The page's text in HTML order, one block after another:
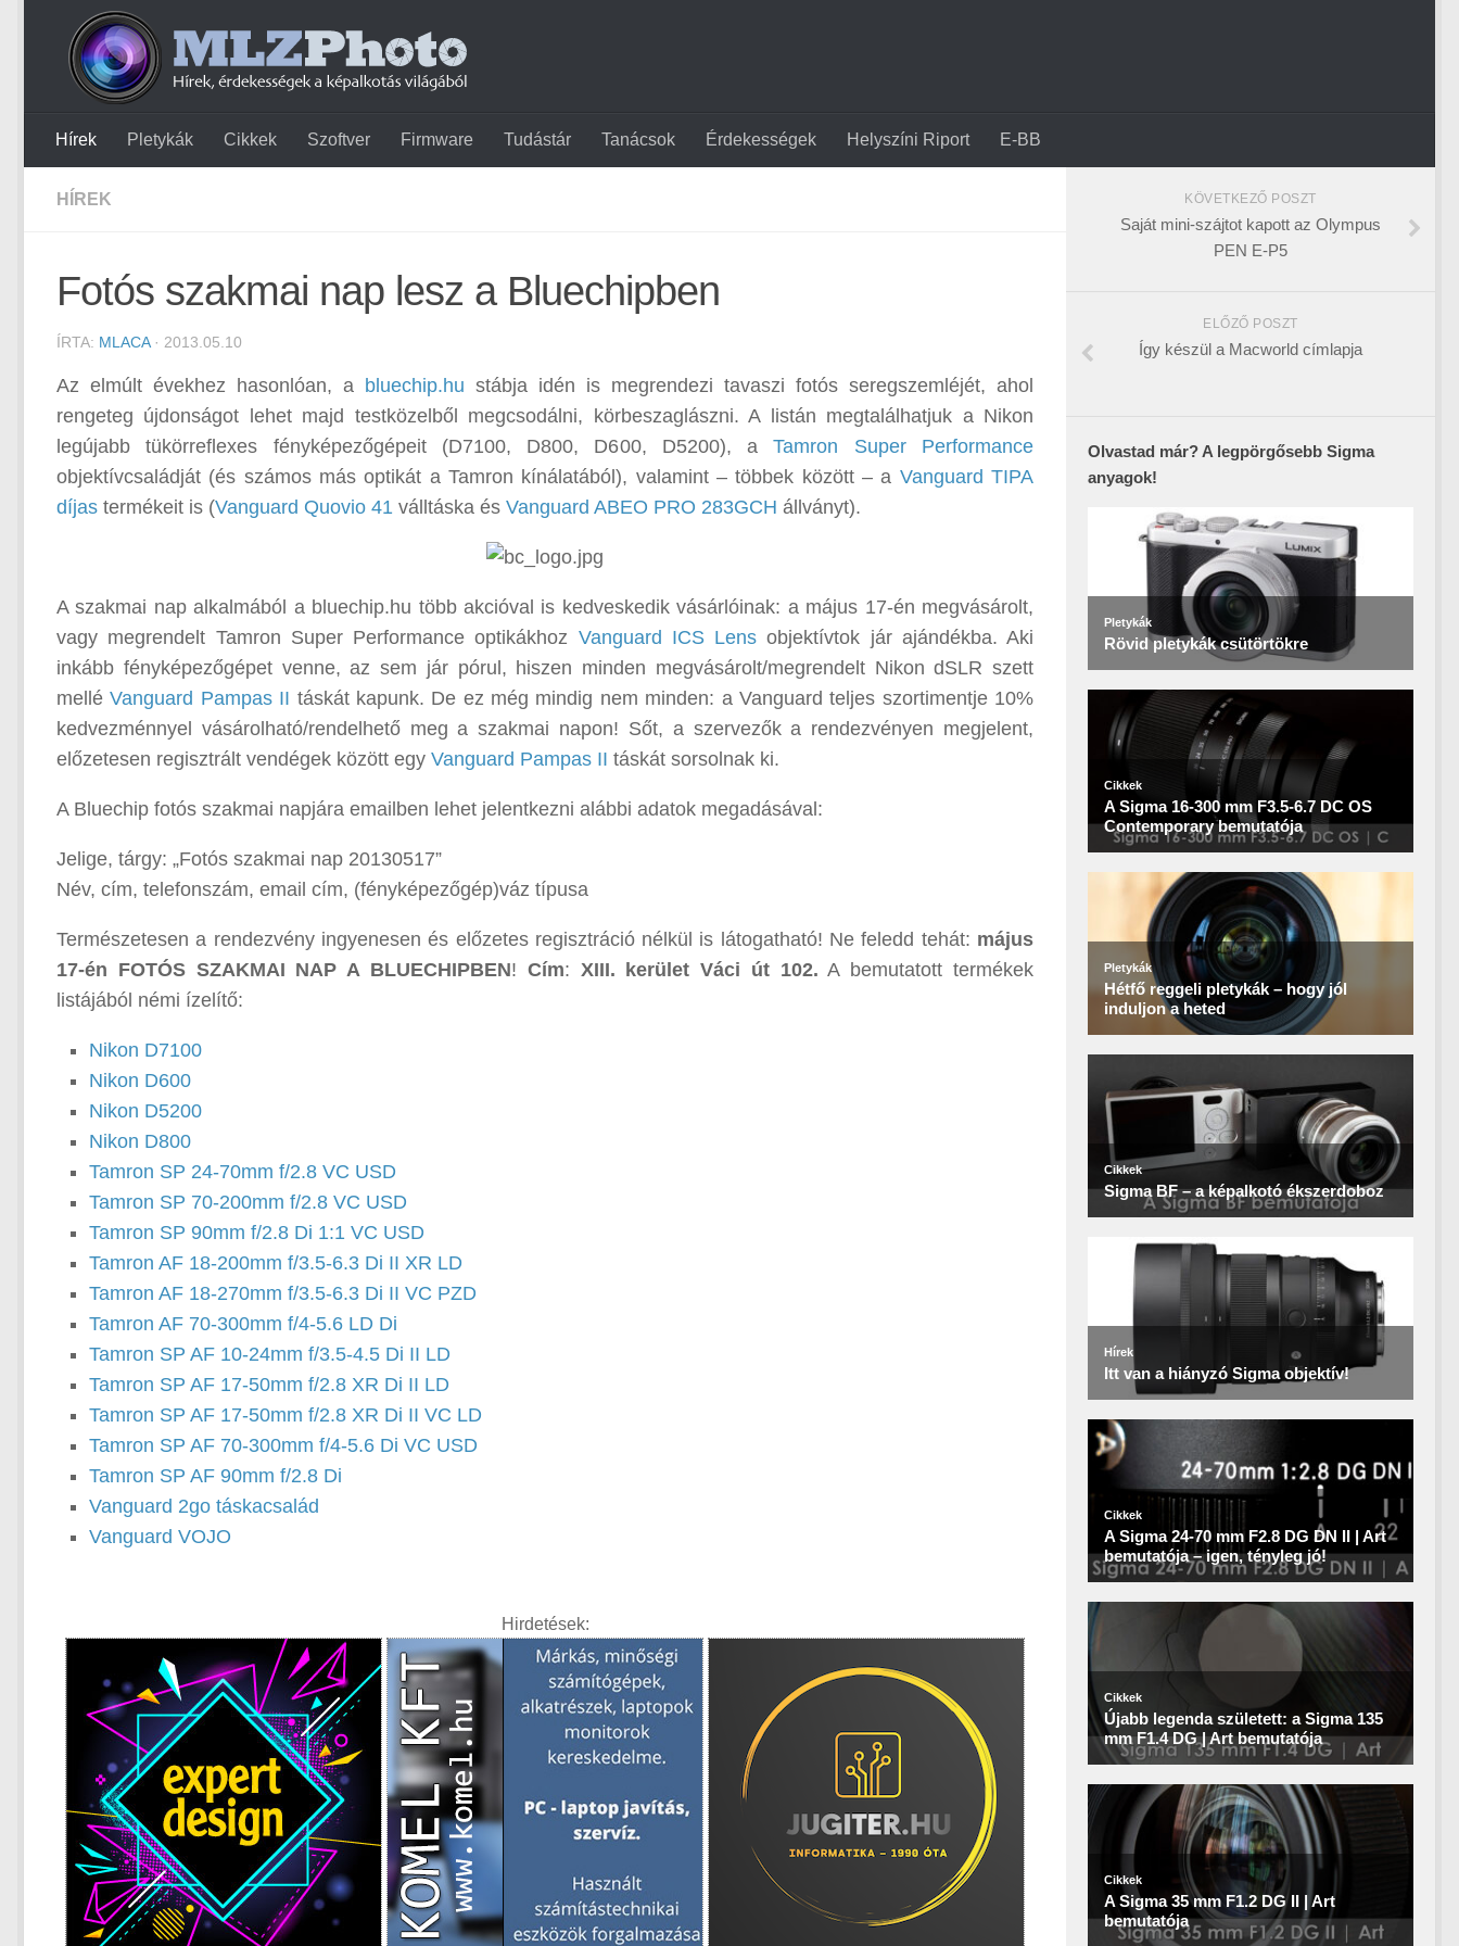
Hírek Pletykák Cikkek Szoftver Firmware Tudástár Tanácsok Érdekességek Helyszíni Riport E-BB
HÍREK
Fotós szakmai nap lesz a Bluechipben
ÍRTA: MLACA· 2013.05.10
Az elmúlt évekhez hasonlóan, a bluechip.hu stábja idén is megrendezi tavaszi fotós seregszemléjét, ahol
rengeteg újdonságot lehet majd testközelből megcsodálni, körbeszaglászni. A listán megtalálhatjuk a Nikon
legújabb tükörreflexes fényképezőgépeit (D7100, D800, D600, D5200), aTamron Super Performance
objektívcsaládját (és számos más optikát a Tamron kínálatából), valamint – többek között – a Vanguard TIPA
díjas termékeit is (Vanguard Quovio 41 válltáska és Vanguard ABEO PRO 283GCH állványt).
A szakmai nap alkalmából a bluechip.hu több akcióval is kedveskedik vásárlóinak: a május 17-én megvásárolt,
vagy megrendelt Tamron Super Performance optikákhoz Vanguard ICS Lens objektívtok jár ajándékba. Aki
inkább fényképezőgépet venne, az sem jár pórul, hiszen minden megvásárolt/megrendelt Nikon dSLR szett
melléVanguard Pampas II táskát kapunk. De ez még mindig nem minden: a Vanguard teljes szortimentje 10%
kedvezménnyel vásárolható/rendelhető meg a szakmai napon! Sőt, a szervezők a rendezvényen megjelent,
előzetesen regisztrált vendégek között egy Vanguard Pampas II táskát sorsolnak ki.
A Bluechip fotós szakmai napjára emailben lehet jelentkezni alábbi adatok megadásával:
Jelige, tárgy: „Fotós szakmai nap 20130517”
Név, cím, telefonszám, email cím, (fényképezőgép)váz típusa
Természetesen a rendezvény ingyenesen és előzetes regisztráció nélkül is látogatható! Ne feledd tehát: május
17-én FOTÓS SZAKMAI NAP A BLUECHIPBEN! Cím: XIII. kerület Váci út 102. A bemutatott termékek
listájából némi ízelítő:
Nikon D7100
Nikon D600
Nikon D5200
Nikon D800
Tamron SP 24-70mm f/2.8 VC USD
Tamron SP 70-200mm f/2.8 VC USD
Tamron SP 90mm f/2.8 Di 1:1 VC USD
Tamron AF 18-200mm f/3.5-6.3 Di II XR LD
Tamron AF 18-270mm f/3.5-6.3 Di II VC PZD
Tamron AF 70-300mm f/4-5.6 LD Di
Tamron SP AF 10-24mm f/3.5-4.5 Di II LD
Tamron SP AF 17-50mm f/2.8 XR Di II LD
Tamron SP AF 17-50mm f/2.8 XR Di II VC LD
Tamron SP AF 70-300mm f/4-5.6 Di VC USD
Tamron SP AF 90mm f/2.8 Di
Vanguard 2go táskacsalád
Vanguard VOJO
Hirdetések:
KÖVETKEZŐ POSZT
Saját mini-szájtot kapott az Olympus
PEN E-P5
ELŐZŐ POSZT
Így készül a Macworld címlapja
Olvastad már? A legpörgősebb Sigma
anyagok!